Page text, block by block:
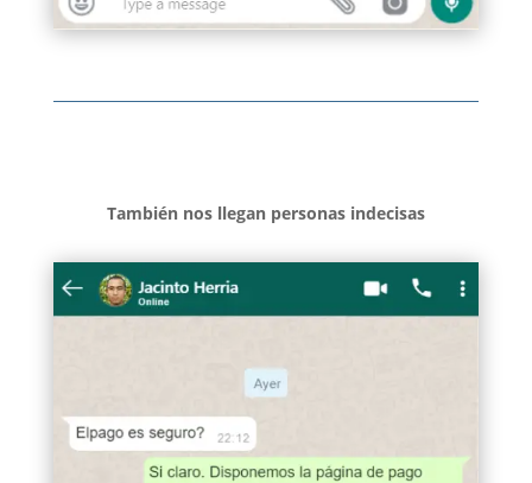
También nos llegan personas indecisas